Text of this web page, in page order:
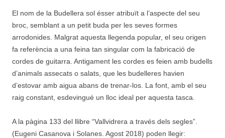
El nom de la Budellera sol ésser atribuït a l’aspecte del seu
broc, semblant a un petit buda per les seves formes
arrodonides. Malgrat aquesta llegenda popular, el seu origen
fa referència a una feina tan singular com la fabricació de
cordes de guitarra. Antigament les cordes es feien amb budells
d’animals assecats o salats, que les budelleres havien
d’estovar amb aigua abans de trenar-los. La font, amb el seu
raig constant, esdevingué un lloc ideal per aquesta tasca.
A la pàgina 133 del llibre “Vallvidrera a través dels segles”.
(Eugeni Casanova i Solanes. Agost 2018) poden llegir: